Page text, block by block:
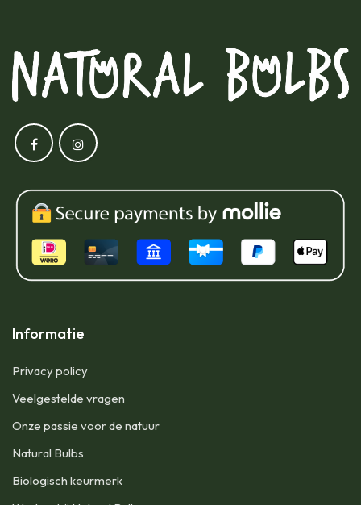
Informatie
Privacy policy
Veelgestelde vragen
Onze passie voor de natuur
Natural Bulbs
Biologisch keurmerk